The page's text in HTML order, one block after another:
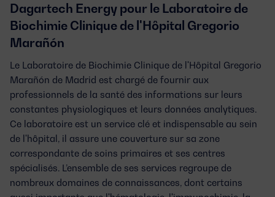
Dagartech Energy pour le Laboratoire de
Biochimie Clinique de l'Hôpital Gregorio
Marañón
Le Laboratoire de Biochimie Clinique de l'Hôpital Gregorio
Marañón de Madrid est chargé de fournir aux
professionnels de la santé des informations sur leurs
constantes physiologiques et leurs données analytiques.
Ce laboratoire est un service clé et indispensable au sein
de l'hôpital, il assure une couverture sur sa zone
correspondante de soins primaires et ses centres
spécialisés. L’ensemble de ses services regroupe de
nombreux domaines de connaissances, dont certains